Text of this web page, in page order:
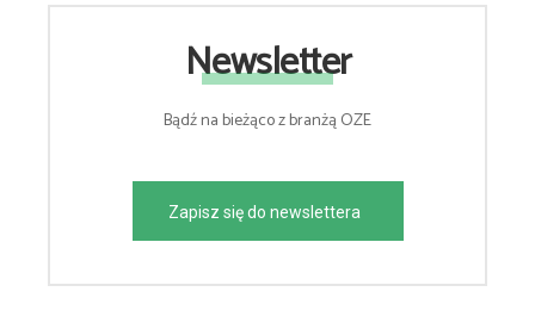
Newsletter
Bądź na bieżąco z branżą OZE
Zapisz się do newslettera